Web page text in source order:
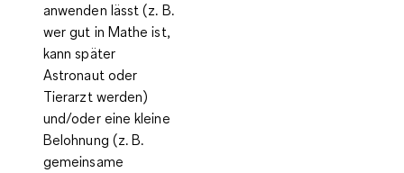
anwenden lässt (z. B.
wer gut in Mathe ist,
kann später
Astronaut oder
Tierarzt werden)
und/oder eine kleine
Belohnung (z. B.
gemeinsame